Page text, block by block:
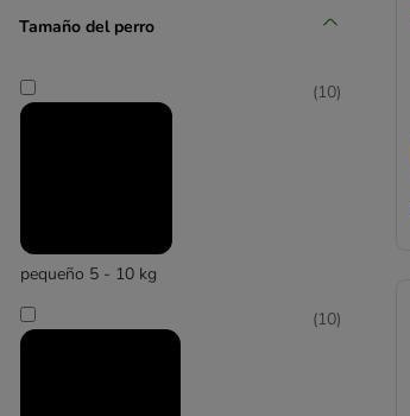
Tamaño del perro
pequeño 5 - 10 kg
(10)
(10)